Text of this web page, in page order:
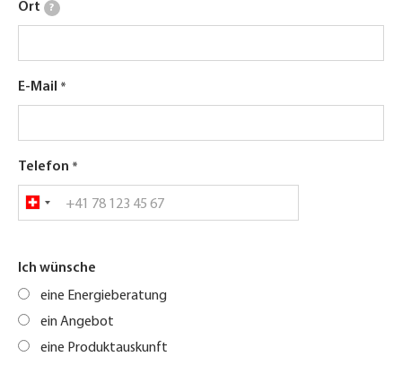
Ort ?
E-Mail
Telefon
Ich wünsche
eine Energieberatung
ein Angebot
eine Produktauskunft